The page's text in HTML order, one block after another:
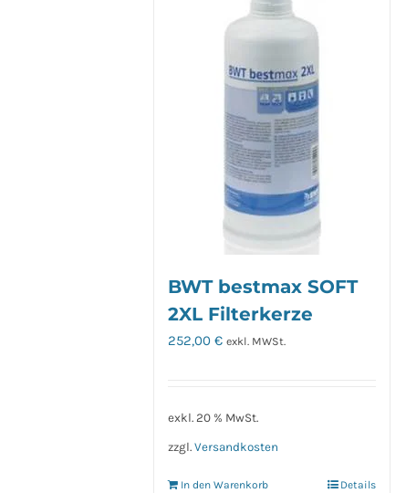
BWT bestmax SOFT
2XL Filterkerze
252,00€ exkl. MWSt.
exkl. 20 % MwSt.
zzgl.Versandkosten
In den Warenkorb Details